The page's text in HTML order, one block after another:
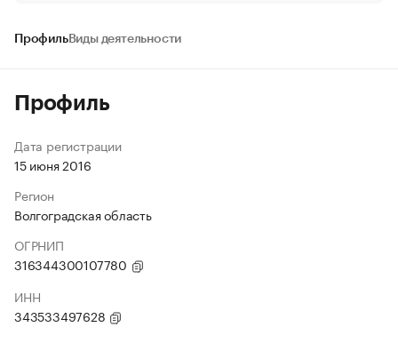
ПрофильВиды деятельности
Профиль
Дата регистрации
15 июня 2016
Регион
Волгоградская область
ОГРНИП
316344300107780
ИНН
343533497628